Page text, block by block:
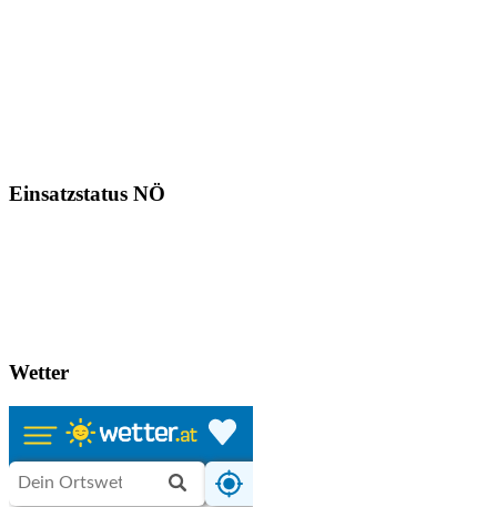
Einsatzstatus NÖ
Wetter